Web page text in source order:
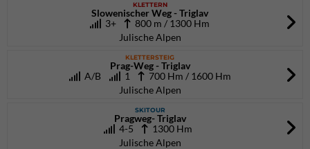
KLETTERN
Slowenischer Weg - Triglav
3+
800 m / 1300 Hm
Julische Alpen
KLETTERSTEIG
Prag-Weg - Triglav
A/B
1 700 Hm / 1600 Hm
Julische Alpen
SKITOUR
Pragweg- Triglav
4-5 1300 Hm
Julische Alpen